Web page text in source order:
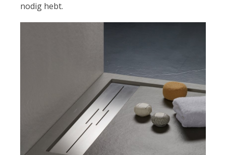
nodig hebt.